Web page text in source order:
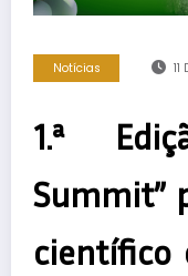
Notícias
1.ª
Summit”
científico